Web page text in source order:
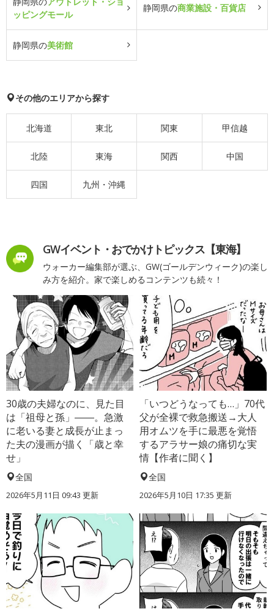
ッピングモール
静岡県の商業施設・百貨店
静岡県の美術館
その他のエリアから探す
北海道 東北 関東 甲信越
北陸 東海 関西 中国
四国 九州・沖縄
GWイベント・おでかけトピックス【東海】
ウォーカー編集部が選ぶ、GW(ゴールデンウィーク)の楽し
み方を紹介。家で楽しめるコンテンツも続々！
30歳の夫婦なのに、見た目
は「祖母と孫」――。急激
に老いる妻と成長が止まっ
た夫の漫画が描く「歳と幸
せ」
全国
2026年5月11日 09:43 更新
「いつどうなっても…」70代
父が全裸で救急搬送→大人
用オムツを手に最悪を覚悟
するアラサー娘の痛切な実
情【作者に聞く】
全国
2026年5月10日 17:35 更新